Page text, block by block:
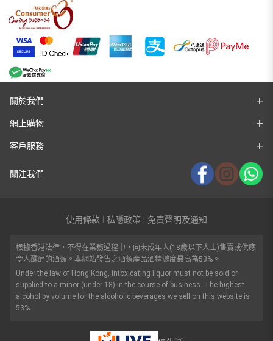
關於我們
網上購物
客戶服務
關注我們
使用條款 私隱政策 免責聲明及通知
根據香港法律，不得在業務過程中，向未成年人(18歲以下人士)售賣或供應
令人醺醉的酒類。本網站發售之酒類產品酒精濃度最高為53%。
Under the law of Hong Kong, intoxicating liquor must not be sold or
supplied to a minor (under 18) in the course of business. The highest
alcohol by volume for the alcoholic beverages we sell on this website is
53%.